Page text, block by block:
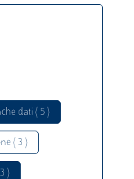
dati ( 5 )
( 3 )
)